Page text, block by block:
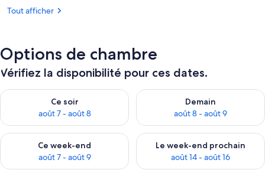
Tout afficher
Options de chambre
Vérifiez la disponibilité pour ces dates.
Ce soir
août 7 - août 8
Vérifier la disponibilité pour ce soir août 7 - août 8
Demain
août 8 - août 9
Vérifier la disponibilité pour
Ce week-end
août 7 - août 9
Vérifier la disponibilité pour ce week-end août 7 - août 9
Le week-end prochain
août 14 - août 16
Vérifier la disponibilité pour